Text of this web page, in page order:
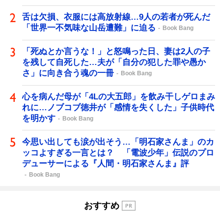
舌は欠損、衣服には高放射線…9人の若者が死んだ
「世界一不気味な山岳遭難」に迫る
Book Bang
「死ぬとか言うな！」と怒鳴った日、妻は2人の子
を残して自死した…夫が「自分の犯した罪や愚か
さ」に向き合う魂の一冊
Book Bang
心を病んだ母が「4Lの大五郎」を飲み干しゲロまみ
れに…ノブコブ徳井が「感情を失くした」子供時代
を明かす
Book Bang
今思い出しても涙が出そう…「明石家さんま」のカ
ッコよすぎる一言とは？ 「電波少年」伝説のプロ
デューサーによる『人間・明石家さんま』評
Book Bang
おすすめ